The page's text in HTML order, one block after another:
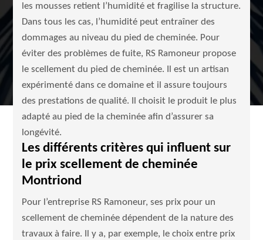
les mousses retient l’humidité et fragilise la structure.
Dans tous les cas, l’humidité peut entraîner des
dommages au niveau du pied de cheminée. Pour
éviter des problèmes de fuite, RS Ramoneur propose
le scellement du pied de cheminée. Il est un artisan
expérimenté dans ce domaine et il assure toujours
des prestations de qualité. Il choisit le produit le plus
adapté au pied de la cheminée afin d’assurer sa
longévité.
Les différents critères qui influent sur
le prix scellement de cheminée
Montriond
Pour l’entreprise RS Ramoneur, ses prix pour un
scellement de cheminée dépendent de la nature des
travaux à faire. Il y a, par exemple, le choix entre prix